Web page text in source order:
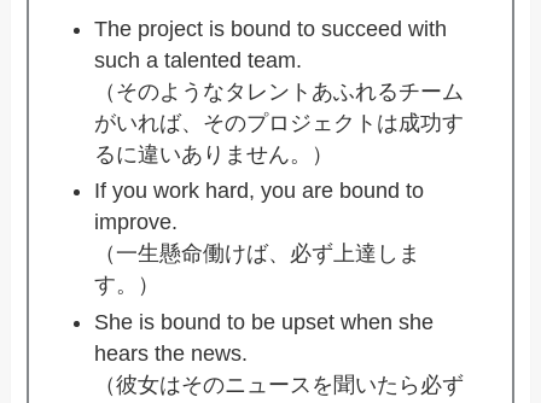
The project is bound to succeed with
such a talented team.
（そのようなタレントあふれるチーム
がいれば、そのプロジェクトは成功す
るに違いありません。）
If you work hard, you are bound to
improve.
（一生懸命働けば、必ず上達しま
す。）
She is bound to be upset when she
hears the news.
（彼女はそのニュースを聞いたら必ず